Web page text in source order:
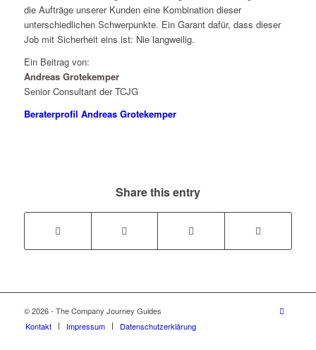
die Aufträge unserer Kunden eine Kombination dieser
unterschiedlichen Schwerpunkte. Ein Garant dafür, dass dieser
Job mit Sicherheit eins ist: Nie langweilig.
Ein Beitrag von:
Andreas Grotekemper
Senior Consultant der TCJG
Beraterprofil Andreas Grotekemper
Share this entry
© 2026 - The Company Journey Guides
Kontakt
Impressum Datenschutzerklärung